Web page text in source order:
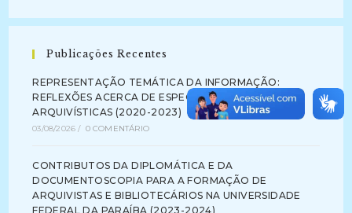
Publicações Recentes
REPRESENTAÇÃO TEMÁTICA DA INFORMAÇÃO:
REFLEXÕES ACERCA DE ESPECIFICIDADES
ARQUIVÍSTICAS (2020-2023)
03/08/2026 / 0 COMENTÁRIO
CONTRIBUTOS DA DIPLOMÁTICA E DA
DOCUMENTOSCOPIA PARA A FORMAÇÃO DE
ARQUIVISTAS E BIBLIOTECÁRIOS NA UNIVERSIDADE
FEDERAL DA PARAÍBA (2023-2024)